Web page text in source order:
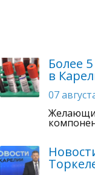
Более
в
07